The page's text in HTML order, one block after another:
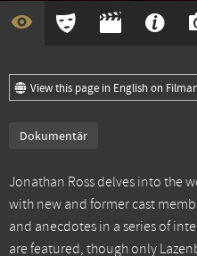
View this page in English on
Dokumentär
Jonathan Ross delves into the
with new and former cast
and anecdotes in a series of
are featured, though only